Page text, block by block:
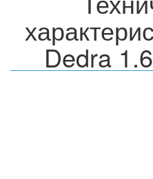
Dedra